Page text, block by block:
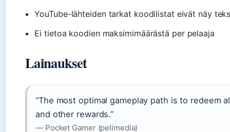
YouTube-lähteiden tarkat koodilistat eivät näy
Ei tietoa koodien maksimimäärästä per pelaaja
Lainaukset
“The most optimal gameplay path is to redeem
and other rewards.”
— Pocket Gamer (pelimedia)